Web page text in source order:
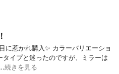
に惹かれ購入✨ カラーバリエーショ
イプと迷ったのですが、ミラーは
続きを見る